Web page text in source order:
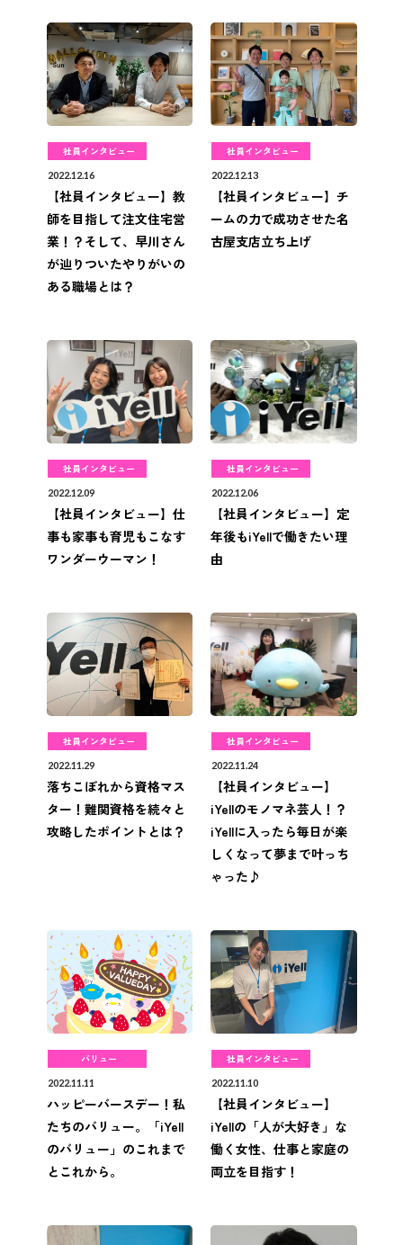
社員インタビュー
2022.12.16
【社員インタビュー】教
師を目指して注文住宅営
業！？そして、早川さん
が辿りついたやりがいの
ある職場とは？
社員インタビュー
2022.12.13
【社員インタビュー】チ
ームの力で成功させた名
古屋支店立ち上げ
社員インタビュー
2022.12.09
【社員インタビュー】仕
事も家事も育児もこなす
ワンダーウーマン！
社員インタビュー
2022.12.06
【社員インタビュー】定
年後もiYellで働きたい理
由
社員インタビュー
2022.11.29
落ちこぼれから資格マス
ター！難関資格を続々と
攻略したポイントとは？
社員インタビュー
2022.11.24
【社員インタビュー】
iYellのモノマネ芸人！？
iYellに入ったら毎日が楽
しくなって夢まで叶っち
ゃった♪
バリュー
2022.11.11
ハッピーバースデー！私
たちのバリュー。「iYell
のバリュー」のこれまで
とこれから。
社員インタビュー
2022.11.10
【社員インタビュー】
iYellの「人が大好き」な
働く女性、仕事と家庭の
両立を目指す！